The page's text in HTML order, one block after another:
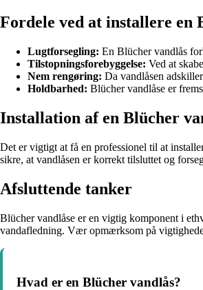
Fordele ved at installere en
Lugtforsegling: En Blücher vandlås
Tilstopningsforebyggelse: Ved at
Nem rengøring: Da vandlåsen
Holdbarhed: Blücher vandlåse er
Installation af en Blücher
Det er vigtigt at få en professionel til at
sikre, at vandlåsen er korrekt tilsluttet og
Afsluttende tanker
Blücher vandlåse er en vigtig komponent i
vandafledning. Vær opmærksom på
Hvad er en Blücher vandlås?